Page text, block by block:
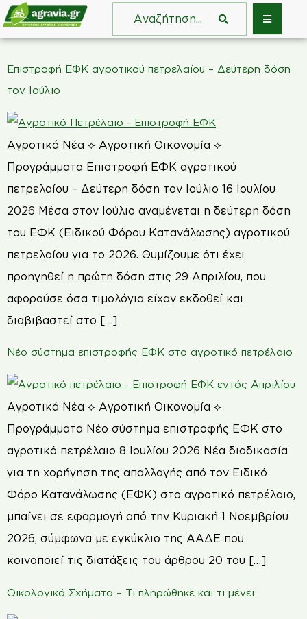
Επιστροφή ΕΦΚ αγροτικού πετρελαίου – Δεύτερη δόση
τον Ιούλιο
Αγροτικά Νέα ⟡ Αγροτική Οικονομία ⟡
Προγράμματα Επιστροφή ΕΦΚ αγροτικού
πετρελαίου – Δεύτερη δόση τον Ιούλιο 16 Ιουλίου
2026 Μέσα στον Ιούλιο αναμένεται η δεύτερη δόση
του ΕΦΚ (Ειδικού Φόρου Κατανάλωσης) αγροτικού
πετρελαίου για το 2026. Θυμίζουμε ότι έχει
προηγηθεί η πρώτη δόση στις 29 Απριλίου, που
αφορούσε όσα τιμολόγια είχαν εκδοθεί και
διαβιβαστεί στο […]
Νέο σύστημα επιστροφής ΕΦΚ στο αγροτικό πετρέλαιο
Αγροτικά Νέα ⟡ Αγροτική Οικονομία ⟡
Προγράμματα Νέο σύστημα επιστροφής ΕΦΚ στο
αγροτικό πετρέλαιο 8 Ιουλίου 2026 Νέα διαδικασία
για τη χορήγηση της απαλλαγής από τον Ειδικό
Φόρο Κατανάλωσης (ΕΦΚ) στο αγροτικό πετρέλαιο,
μπαίνει σε εφαρμογή από την Κυριακή 1 Νοεμβρίου
2026, σύμφωνα με εγκύκλιο της ΑΑΔΕ που
κοινοποιεί τις διατάξεις του άρθρου 20 του […]
Οικολογικά Σχήματα – Τι πληρώθηκε και τι μένει